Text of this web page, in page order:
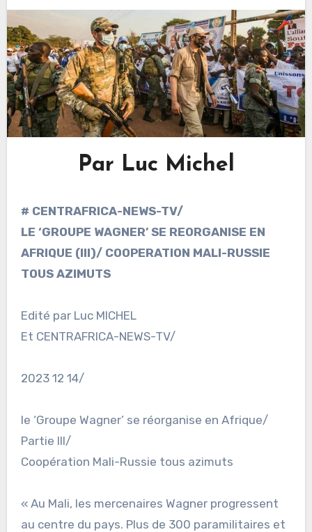
Par Luc Michel
# CENTRAFRICA-NEWS-TV/
LE ‘GROUPE WAGNER’ SE REORGANISE EN
AFRIQUE (III)/ COOPERATION MALI-RUSSIE
TOUS AZIMUTS
Edité par Luc MICHEL
Et CENTRAFRICA-NEWS-TV/
2023 12 14/
le ‘Groupe Wagner’ se réorganise en Afrique/
Partie III/
Coopération Mali-Russie tous azimuts
« Au Mali, les mercenaires Wagner progressent
au centre du pays. Plus de 300 paramilitaires et